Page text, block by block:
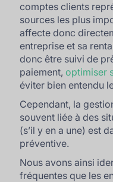
comptes clients
sources les plus
affecte donc
entreprise et sa
donc être suivi de
paiement,optimiser
éviter bien entendu
Cependant, la
souvent liée à des
(s’il y en a une) est
préventive.
Nous avons ainsi
fréquentes que les